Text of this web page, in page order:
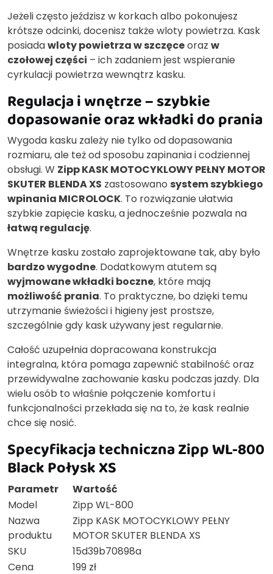
Jeżeli często jeździsz w korkach albo pokonujesz
krótsze odcinki, docenisz także wloty powietrza. Kask
posiadawloty powietrza w szczęceoraz w
czołowej części – ich zadaniem jest wspieranie
cyrkulacji powietrza wewnątrz kasku.
Regulacja i wnętrze – szybkie
dopasowanie oraz wkładki do prania
Wygoda kasku zależy nie tylko od dopasowania
rozmiaru, ale też od sposobu zapinania i codziennej
obsługi. W Zipp KASK MOTOCYKLOWY PEŁNY MOTOR
SKUTER BLENDA XS zastosowano system szybkiego
wpinania MICROLOCK. To rozwiązanie ułatwia
szybkie zapięcie kasku, a jednocześnie pozwala na
łatwą regulację.
Wnętrze kasku zostało zaprojektowane tak, aby było
bardzo wygodne. Dodatkowym atutem są
wyjmowane wkładki boczne, które mają
możliwość prania. To praktyczne, bo dzięki temu
utrzymanie świeżości i higieny jest prostsze,
szczególnie gdy kask używany jest regularnie.
Całość uzupełnia dopracowana konstrukcja
integralna, która pomaga zapewnić stabilność oraz
przewidywalne zachowanie kasku podczas jazdy. Dla
wielu osób to właśnie połączenie komfortu i
funkcjonalności przekłada się na to, że kask realnie
chce się nosić.
Specyfikacja techniczna Zipp WL-800
Black Połysk XS
Parametr
Wartość
Model
Zipp WL-800
Nazwa
produktu
Zipp KASK MOTOCYKLOWY PEŁNY
MOTOR SKUTER BLENDA XS
SKU
15d39b70898a
Cena
199 zł